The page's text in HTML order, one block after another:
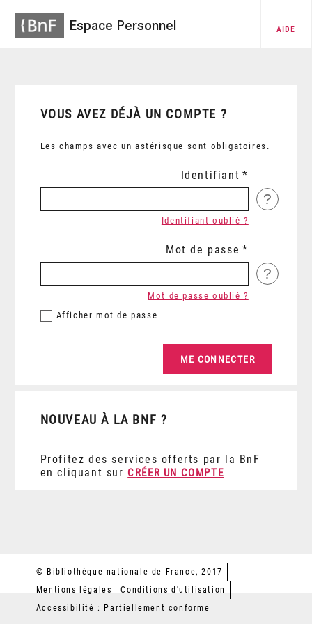
Espace Personnel AIDE
VOUS AVEZ DÉJÀ UN COMPTE ?
Les champs avec un astérisque sont obligatoires.
Identifiant
?
Identifiant oublié ?
Mot de passe
?
Afficher mot de passe
Mot de passe oublié ?
NOUVEAU À LA BNF ?
Profitez des services offerts par la BnF
en cliquant sur CRÉER UN COMPTE
© Bibliothèque nationale de France, 2017
Mentions légales
Conditions d'utilisation
Accessibilité : Partiellement conforme